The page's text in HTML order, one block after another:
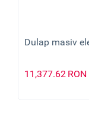
Dulap masiv
11,377.62 RON